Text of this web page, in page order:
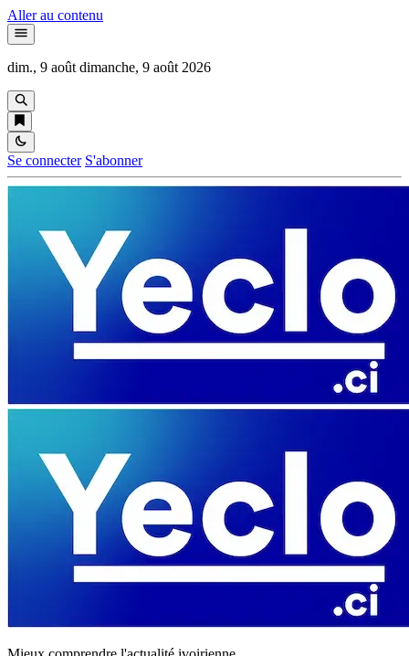
Aller au contenu
dim., 9 août dimanche, 9 août 2026
Se connecter S'abonner